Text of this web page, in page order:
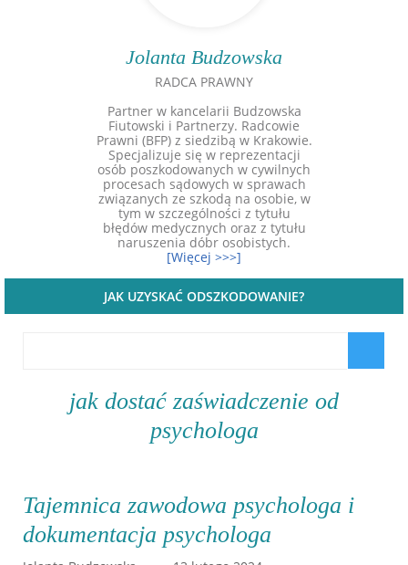
Jolanta Budzowska
RADCA PRAWNY
Partner w kancelarii Budzowska
Fiutowski i Partnerzy. Radcowie
Prawni (BFP) z siedzibą w Krakowie.
Specjalizuje się w reprezentacji
osób poszkodowanych w cywilnych
procesach sądowych w sprawach
związanych ze szkodą na osobie, w
tym w szczególności z tytułu
błędów medycznych oraz z tytułu
naruszenia dóbr osobistych.
[Więcej >>>]
JAK UZYSKAĆ ODSZKODOWANIE?
jak dostać zaświadczenie od
psychologa
Tajemnica zawodowa psychologa i
dokumentacja psychologa